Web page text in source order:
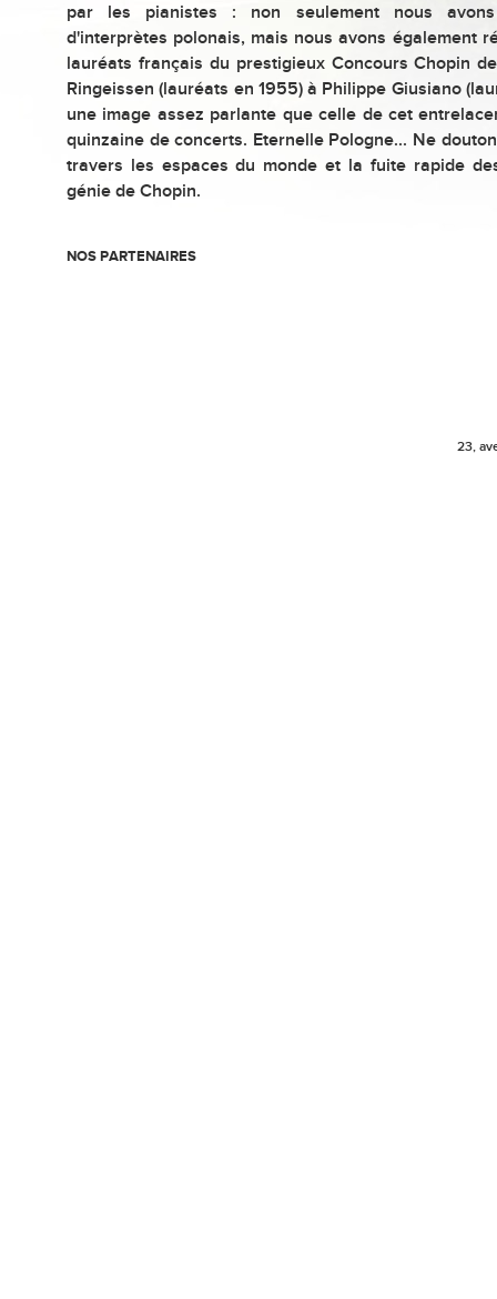
par les pianistes : non seulement nous
d'interprètes polonais, mais nous avons également
lauréats français du prestigieux Concours Chopin
Ringeissen (lauréats en 1955) à Philippe Giusiano
une image assez parlante que celle de cet
quinzaine de concerts. Eternelle Pologne... Ne
travers les espaces du monde et la fuite rapide
génie de Chopin.
NOS PARTENAIRES
23,